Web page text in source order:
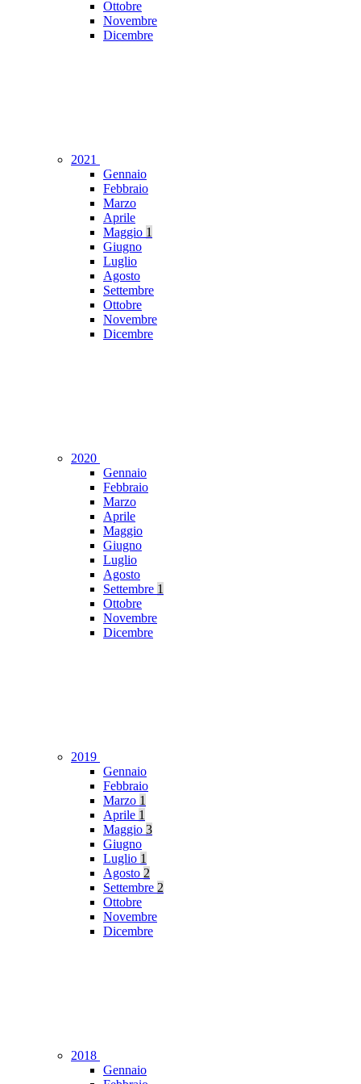
Ottobre
Novembre
Dicembre
2021
Gennaio
Febbraio
Marzo
Aprile
Maggio 1
Giugno
Luglio
Agosto
Settembre
Ottobre
Novembre
Dicembre
2020
Gennaio
Febbraio
Marzo
Aprile
Maggio
Giugno
Luglio
Agosto
Settembre 1
Ottobre
Novembre
Dicembre
2019
Gennaio
Febbraio
Marzo 1
Aprile 1
Maggio 3
Giugno
Luglio 1
Agosto 2
Settembre 2
Ottobre
Novembre
Dicembre
2018
Gennaio